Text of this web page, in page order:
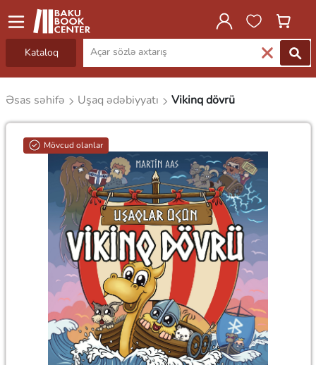
Kataloq
Əsas səhifə Uşaq ədəbiyyatı Vikinq dövrü
Mövcud olanlar